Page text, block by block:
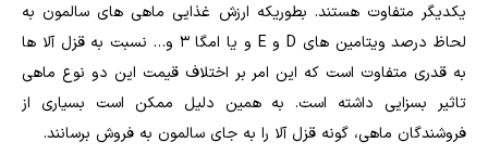
یکدیگر متفاوت هستند. بطوریکه ارزش غذایی ماهی های سالمون به
لحاظ درصد ویتامین های D و E و یا امگا 3 و… نسبت به قزل آلا ها
به قدری متفاوت است که این امر بر اختلاف قیمت این دو نوع ماهی
تاثیر بسزایی داشته است. به همین دلیل ممکن است بسیاری از
فروشندگان ماهی، گونه قزل آلا را به جای سالمون به فروش برسانند.